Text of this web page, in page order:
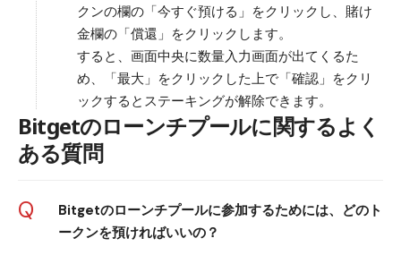
クンの欄の「今すぐ預ける」をクリックし、賭け
金欄の「償還」をクリックします。
すると、画面中央に数量入力画面が出てくるた
め、「最大」をクリックした上で「確認」をクリ
ックするとステーキングが解除できます。
Bitgetのローンチプールに関するよく
ある質問
Q
Bitgetのローンチプールに参加するためには、どのト
ークンを預ければいいの？